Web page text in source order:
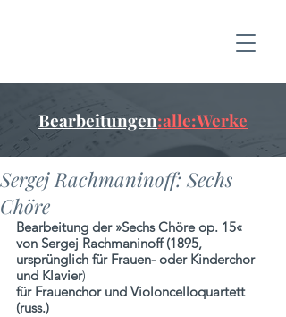
Bearbeitungen:alle:Werke
Sergej Rachmaninoff: Sechs
Chöre
Bearbeitung der »Sechs Chöre op. 15«
von Sergej Rachmaninoff (1895,
ursprünglich für Frauen- oder Kinderchor
und Klavier)
für Frauenchor und Violoncelloquartett
(russ.)